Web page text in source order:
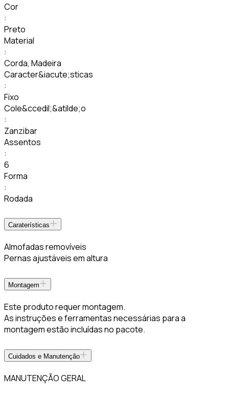
Cor
:
Preto
Material
:
Corda, Madeira
Caracter&iacute;sticas
:
Fixo
Cole&ccedil;&atilde;o
:
Zanzibar
Assentos
:
6
Forma
:
Rodada
Caraterísticas
Almofadas removíveis
Pernas ajustáveis em altura
Montagem
Este produto requer montagem.
As instruções e ferramentas necessárias para a
montagem estão incluídas no pacote.
Cuidados e Manutenção
MANUTENÇÃO GERAL